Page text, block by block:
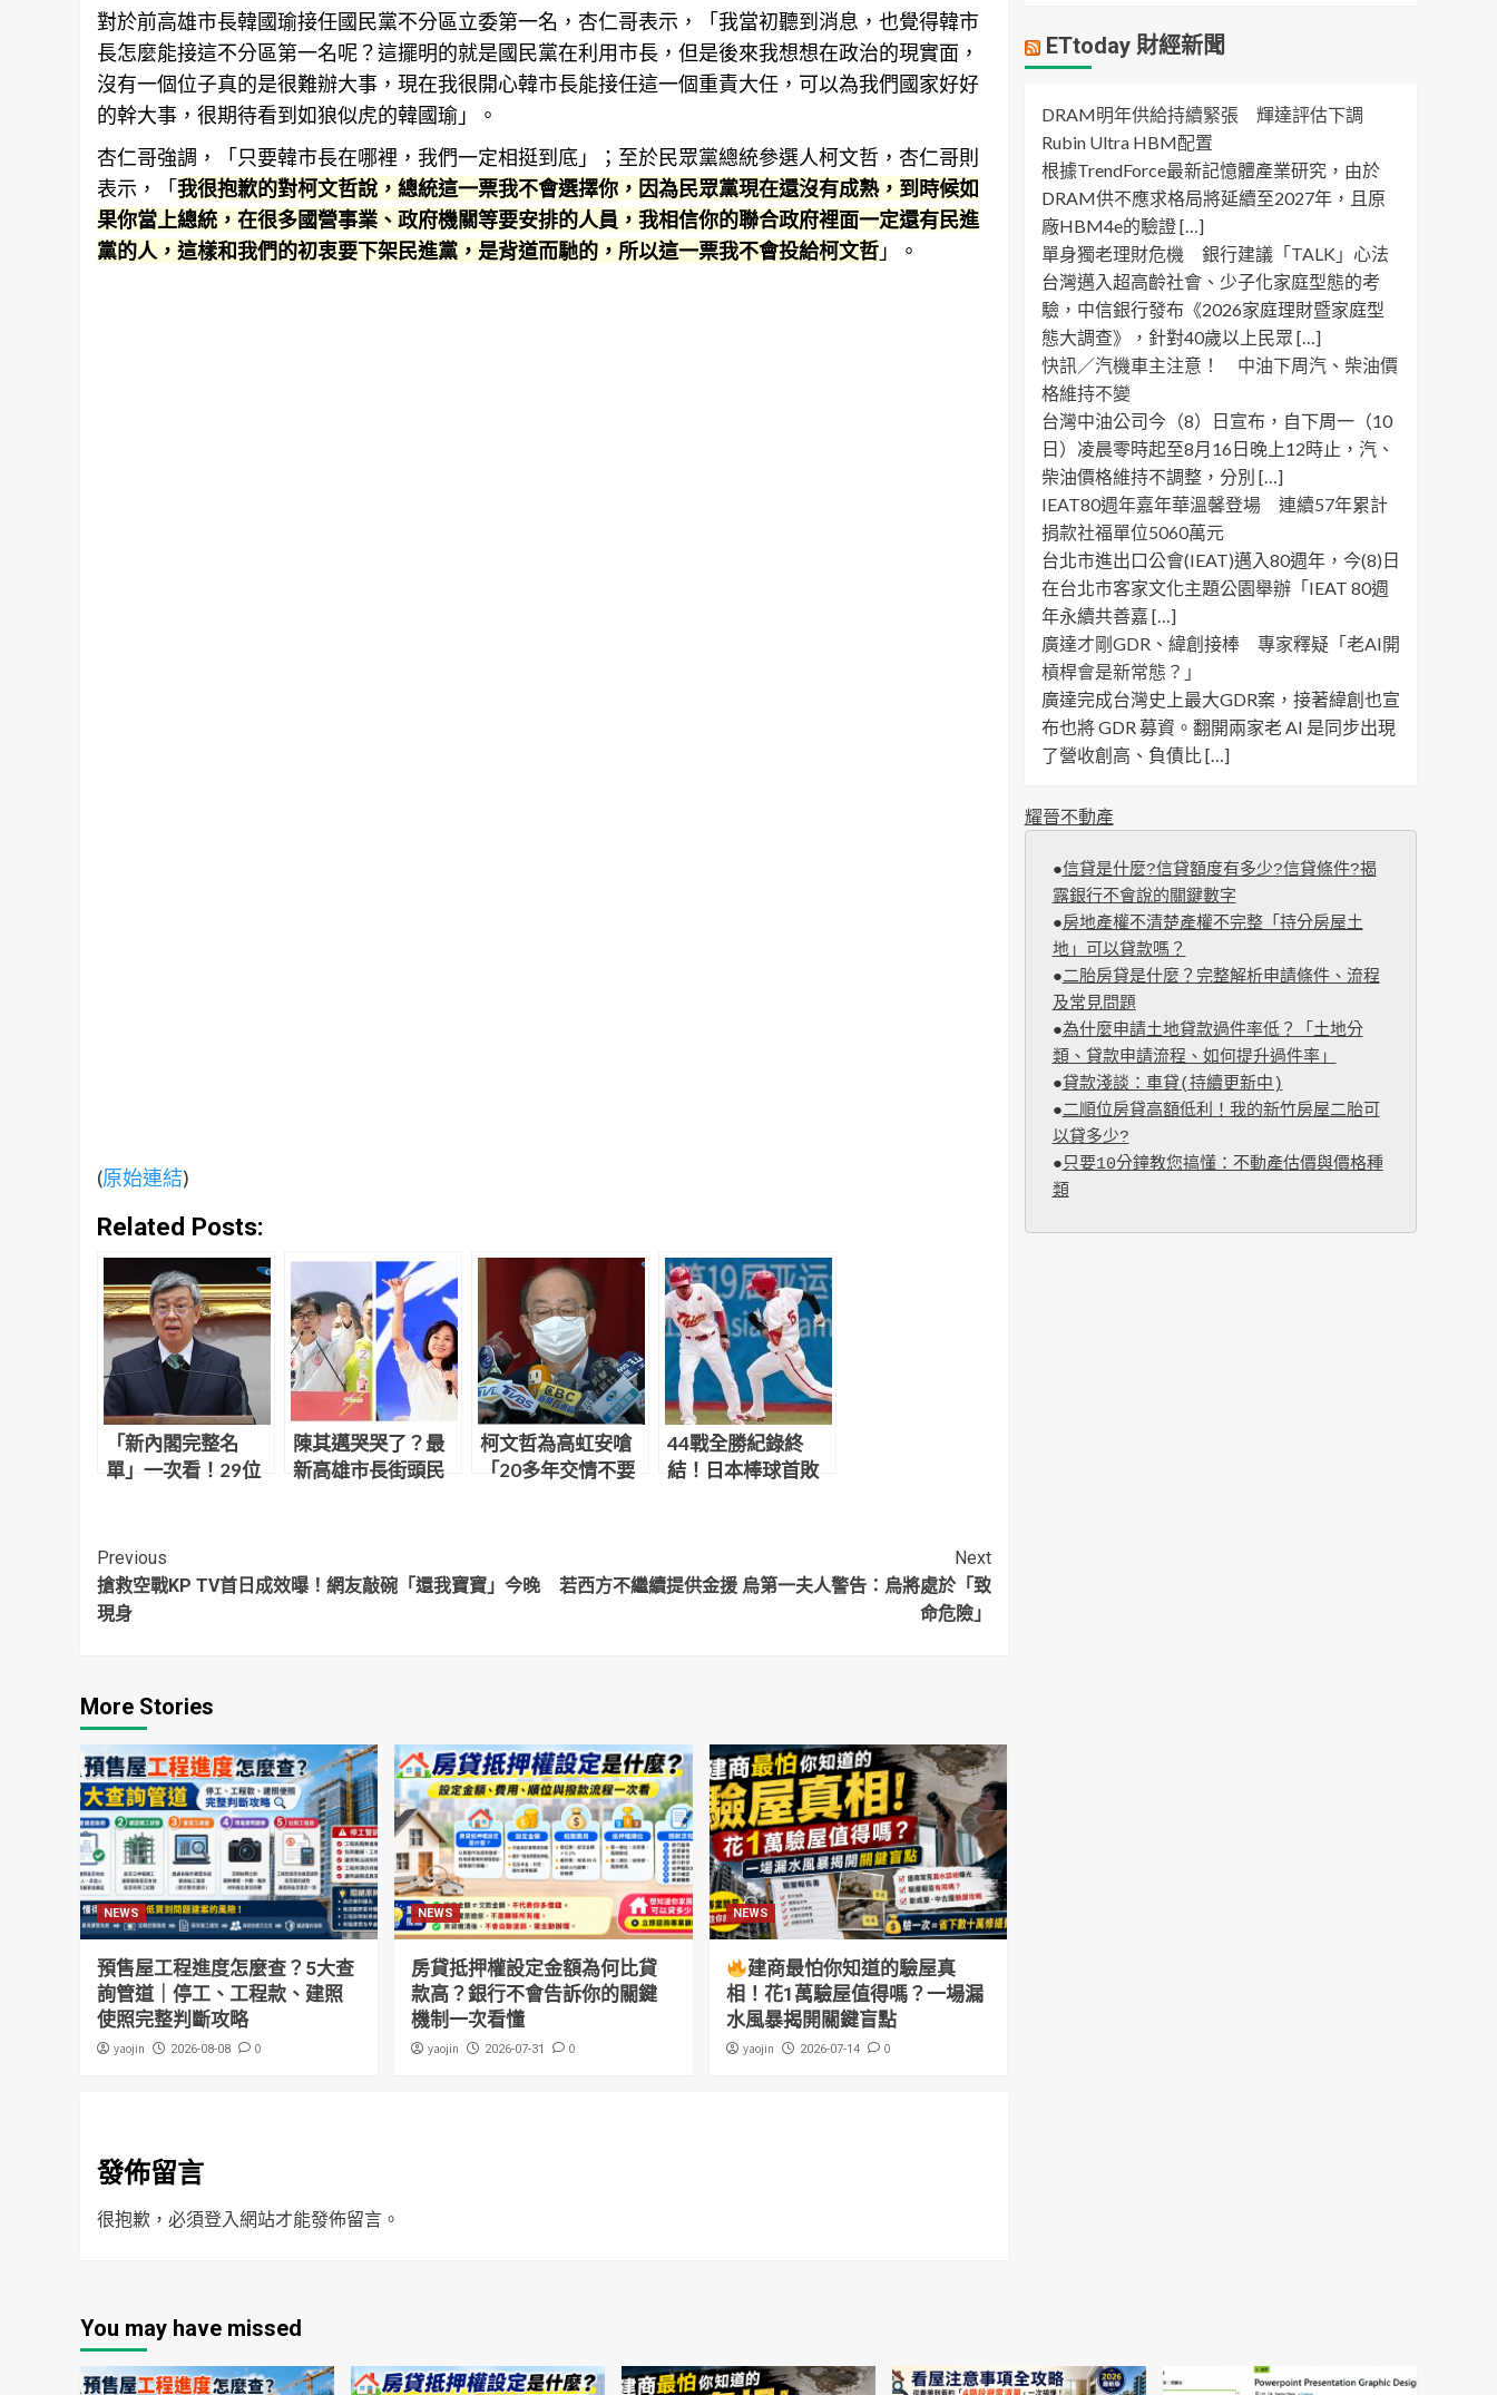
對於前高雄市長韓國瑜接任國民黨不分區立委第一名，杏仁哥表示，「我當初聽到消息，也覺得韓市
長怎麼能接這不分區第一名呢？這擺明的就是國民黨在利用市長，但是後來我想想在政治的現實面，
沒有一個位子真的是很難辦大事，現在我很開心韓市長能接任這一個重責大任，可以為我們國家好好
的幹大事，很期待看到如狼似虎的韓國瑜」。
杏仁哥強調，「只要韓市長在哪裡，我們一定相挺到底」；至於民眾黨總統參選人柯文哲，杏仁哥則
表示，「我很抱歉的對柯文哲說，總統這一票我不會選擇你，因為民眾黨現在還沒有成熟，到時候如
果你當上總統，在很多國營事業、政府機關等要安排的人員，我相信你的聯合政府裡面一定還有民進
黨的人，這樣和我們的初衷要下架民進黨，是背道而馳的，所以這一票我不會投給柯文哲 」。
(原始連結)
Related Posts:
「新內閣完整名
單」一次看！29位
陳其邁哭哭了？最
新高雄市長街頭民
柯文哲為高虹安嗆
「20多年交情不要
44戰全勝紀錄終
結！日本棒球首敗
Continue
Reading
Previous
搶救空戰KP TV首日成效曝！網友敲碗「還我寶寶」今晚
現身
Next
若西方不繼續提供金援 烏第一夫人警告：烏將處於「致
命危險」
More Stories
NEWS
預售屋工程進度怎麼查？5大查
詢管道｜停工、工程款、建照
使照完整判斷攻略
yaojin 2026-08-08 0
NEWS
房貸抵押權設定金額為何比貸
款高？銀行不會告訴你的關鍵
機制一次看懂
yaojin 2026-07-31 0
NEWS
建商最怕你知道的驗屋真
相！花1萬驗屋值得嗎？一場漏
水風暴揭開關鍵盲點
yaojin 2026-07-14 0
發佈留言
很抱歉，必須登入網站才能發佈留言。
ETtoday 財經新聞
DRAM明年供給持續緊張 輝達評估下調
Rubin Ultra HBM配置
根據TrendForce最新記憶體產業研究，由於
DRAM供不應求格局將延續至2027年，且原
廠HBM4e的驗證 […]
單身獨老理財危機 銀行建議「TALK」心法
台灣邁入超高齡社會、少子化家庭型態的考
驗，中信銀行發布《2026家庭理財暨家庭型
態大調查》，針對40歲以上民眾 […]
快訊／汽機車主注意！ 中油下周汽、柴油價
格維持不變
台灣中油公司今（8）日宣布，自下周一（10
日）凌晨零時起至8月16日晚上12時止，汽、
柴油價格維持不調整，分別 […]
IEAT80週年嘉年華溫馨登場 連續57年累計
捐款社福單位5060萬元
台北市進出口公會(IEAT)邁入80週年，今(8)日
在台北市客家文化主題公園舉辦「IEAT 80週
年永續共善嘉 […]
廣達才剛GDR、緯創接棒 專家釋疑「老AI開
槓桿會是新常態？」
廣達完成台灣史上最大GDR案，接著緯創也宣
布也將 GDR 募資。翻開兩家老 AI 是同步出現
了營收創高、負債比 […]
耀晉不動產
●信貸是什麼?信貸額度有多少?信貸條件?揭
露銀行不會說的關鍵數字
●房地產權不清楚產權不完整「持分房屋土
地」可以貸款嗎？
●二胎房貸是什麼？完整解析申請條件、流程
及常見問題
●為什麼申請土地貸款過件率低？「土地分
類、貸款申請流程、如何提升過件率」
●貸款淺談：車貸(持續更新中)
●二順位房貸高額低利！我的新竹房屋二胎可
以貸多少?
●只要10分鐘教您搞懂：不動產估價與價格種
類
You may have missed